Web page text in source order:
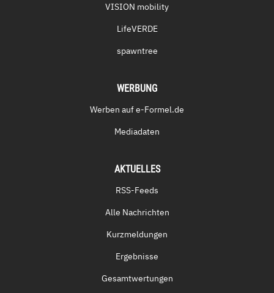
VISION mobility
LifeVERDE
spawntree
WERBUNG
Werben auf e-Formel.de
Mediadaten
AKTUELLES
RSS-Feeds
Alle Nachrichten
Kurzmeldungen
Ergebnisse
Gesamtwertungen